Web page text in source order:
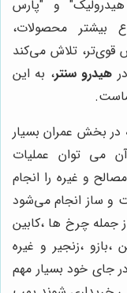
و "پارس
بیشتر محصولات،
تلاش می‌کند
هیدرو سنتر، به این
در بخش عمران بسیار
می توان عملیات
و غیره را انجام
و ساز انجام می‌شود
جمله چرخ ها ،کابین
،بازو ،زنجیر و غیره
جای خود بسیار مهم